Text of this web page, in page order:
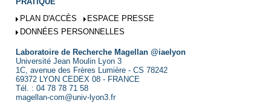
PLAN D'ACCÈS
ESPACE PRESSE
DONNÉES PERSONNELLES
Laboratoire de Recherche Magellan @iaelyon
Université Jean Moulin Lyon 3
1C, avenue des Frères Lumière - CS 78242
69372 LYON CEDEX 08 - FRANCE
Tél. : 04 78 78 71 58
magellan-com@univ-lyon3.fr